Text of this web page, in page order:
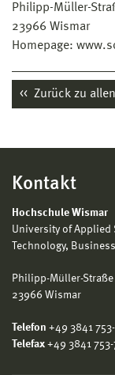
Philipp-Müller-
23966 Wismar
Homepage:
Zurück zu
Kontakt
Hochschule Wismar
University of Applied
Technology,
Philipp-Müller-Straße
23966 Wismar
Telefon +49 3841
Telefax +49 3841